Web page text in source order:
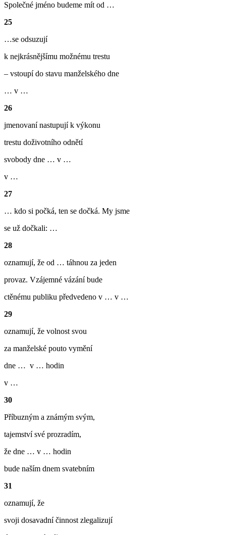
Společné jméno budeme mít od …
25
…se odsuzují
k nejkrásnějšímu možnému trestu
– vstoupí do stavu manželského dne
… v …
26
jmenovaní nastupují k výkonu
trestu doživotního odnětí
svobody dne … v …
v …
27
… kdo si počká, ten se dočká. My jsme
se už dočkali: …
28
oznamují, že od … táhnou za jeden
provaz. Vzájemné vázání bude
ctěnému publiku předvedeno v … v …
29
oznamují, že volnost svou
za manželské pouto vymění
dne … v … hodin
v …
30
Příbuzným a známým svým,
tajemství své prozradím,
že dne … v … hodin
bude naším dnem svatebním
31
oznamují, že
svoji dosavadní činnost zlegalizují